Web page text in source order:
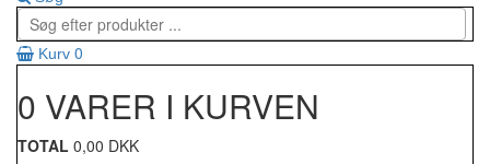
Kurv 0
0 VARER I KURVEN
TOTAL 0,00 DKK